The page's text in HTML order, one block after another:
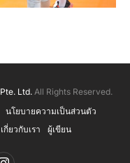
Ltd. All Rights Reserved.
นโยบายความเป็นส่วนตัว
เกี่ยวกับเรา ผู้เขียน